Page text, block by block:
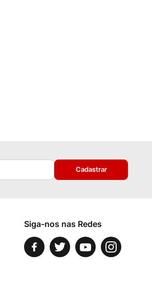
Cadastrar
Siga-nos nas Redes